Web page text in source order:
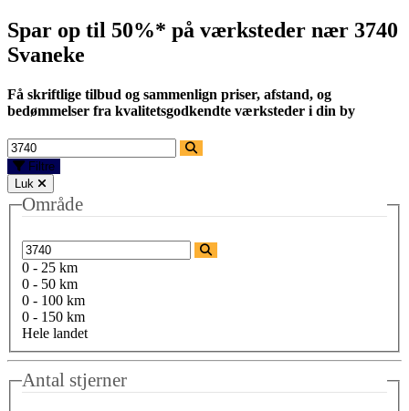
Spar op til 50%* på værksteder nær 3740
Svaneke
Få skriftlige tilbud og sammenlign priser, afstand, og
bedømmelser fra kvalitetsgodkendte værksteder i din by
Filtre
Luk
Område
0 - 25 km
0 - 50 km
0 - 100 km
0 - 150 km
Hele landet
Antal stjerner